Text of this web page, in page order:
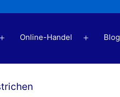
Menü
Online-Handel
Menü
Blog